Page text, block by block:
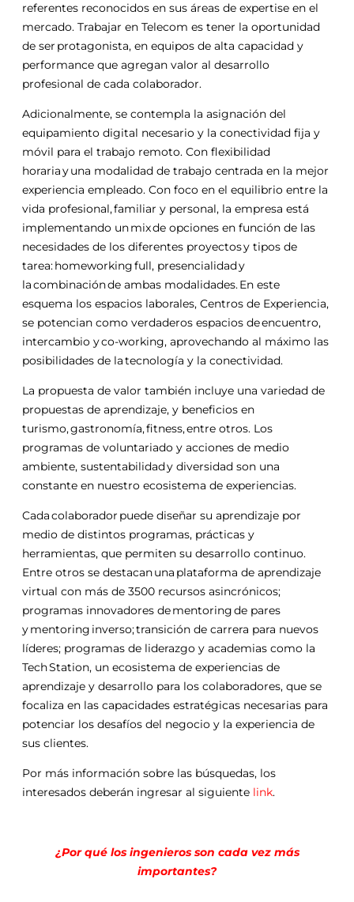
referentes reconocidos en sus áreas de expertise en el
mercado. Trabajar en Telecom es tener la oportunidad
de ser protagonista, en equipos de alta capacidad y
performance que agregan valor al desarrollo
profesional de cada colaborador.
Adicionalmente, se contempla la asignación del
equipamiento digital necesario y la conectividad fija y
móvil para el trabajo remoto. Con flexibilidad
horaria y una modalidad de trabajo centrada en la mejor
experiencia empleado. Con foco en el equilibrio entre la
vida profesional, familiar y personal, la empresa está
implementando un mix de opciones en función de las
necesidades de los diferentes proyectos y tipos de
tarea: homeworking full, presencialidad y
la combinación de ambas modalidades. En este
esquema los espacios laborales, Centros de Experiencia,
se potencian como verdaderos espacios de encuentro,
intercambio y co-working, aprovechando al máximo las
posibilidades de la tecnología y la conectividad.
La propuesta de valor también incluye una variedad de
propuestas de aprendizaje, y beneficios en
turismo, gastronomía, fitness, entre otros. Los
programas de voluntariado y acciones de medio
ambiente, sustentabilidad y diversidad son una
constante en nuestro ecosistema de experiencias.
Cada colaborador puede diseñar su aprendizaje por
medio de distintos programas, prácticas y
herramientas, que permiten su desarrollo continuo.
Entre otros se destacan una plataforma de aprendizaje
virtual con más de 3500 recursos asincrónicos;
programas innovadores de mentoring de pares
y mentoring inverso; transición de carrera para nuevos
líderes; programas de liderazgo y academias como la
Tech Station, un ecosistema de experiencias de
aprendizaje y desarrollo para los colaboradores, que se
focaliza en las capacidades estratégicas necesarias para
potenciar los desafíos del negocio y la experiencia de
sus clientes.
Por más información sobre las búsquedas, los
interesados deberán ingresar al siguiente link.
¿Por qué los ingenieros son cada vez más
importantes?